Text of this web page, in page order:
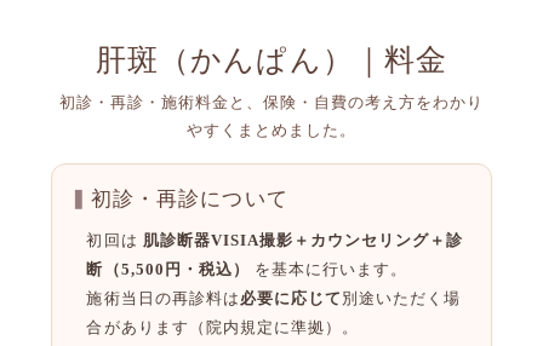
肝斑（かんぱん）｜料金
初診・再診・施術料金と、保険・自費の考え方をわかり
やすくまとめました。
初診・再診について
初回は 肌診断器VISIA撮影＋カウンセリング＋診
断（5,500円・税込）
を基本に行います。
施術当日の再診料は 必要に応じて 別途いただく場
合があります（院内規定に準拠）。